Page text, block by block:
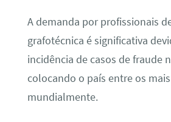
A demanda por profissionais
grafotécnica é significativa
incidência de casos de fraude
colocando o país entre os
mundialmente.